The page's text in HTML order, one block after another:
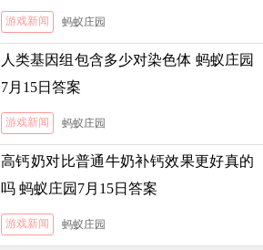
游戏新闻 蚂蚁庄园
人类基因组包含多少对染色体 蚂蚁庄园
7月15日答案
游戏新闻 蚂蚁庄园
高钙奶对比普通牛奶补钙效果更好真的
吗 蚂蚁庄园7月15日答案
游戏新闻 蚂蚁庄园